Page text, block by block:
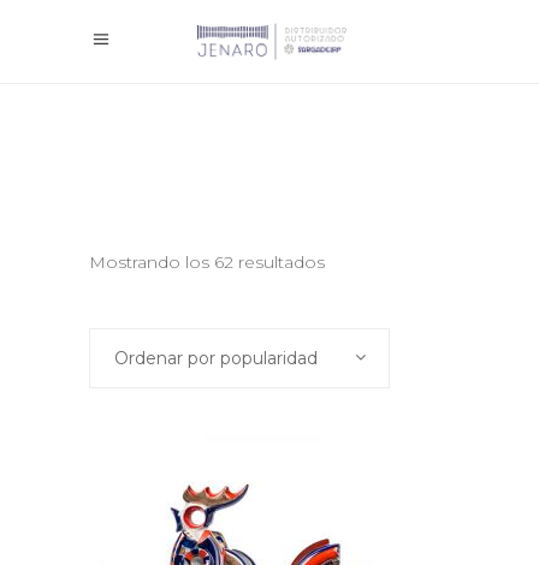
Mostrando los 62 resultados
Ordenar por popularidad